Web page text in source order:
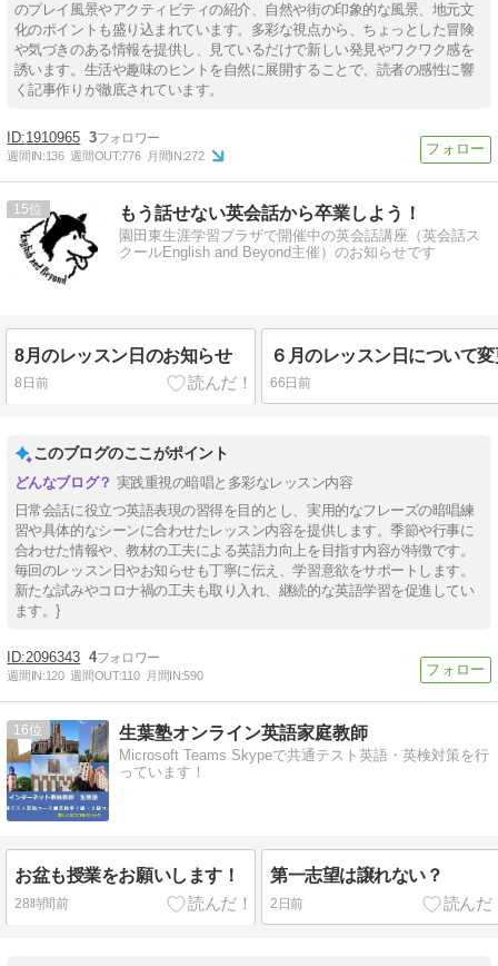
のプレイ風景やアクティビティの紹介、自然や街の印象的な風景、地元文
化のポイントも盛り込まれています。多彩な視点から、ちょっとした冒険
や気づきのある情報を提供し、見ているだけで新しい発見やワクワク感を
誘います。生活や趣味のヒントを自然に展開することで、読者の感性に響
く記事作りが徹底されています。
1910965 3
週間IN:136 週間OUT:776 月間IN:272
15 もう話せない英会話から卒業しよう！
園田東生涯学習プラザで開催中の英会話講座（英会話ス
クールEnglish and Beyond主催）のお知らせです
8月のレッスン日のお知らせ
8日前 66日前
このブログのここがポイント
実践重視の暗唱と多彩なレッスン内容
日常会話に役立つ英語表現の習得を目的とし、実用的なフレーズの暗唱練
習や具体的なシーンに合わせたレッスン内容を提供します。季節や行事に
合わせた情報や、教材の工夫による英語力向上を目指す内容が特徴です。
毎回のレッスン日やお知らせも丁寧に伝え、学習意欲をサポートします。
新たな試みやコロナ禍の工夫も取り入れ、継続的な英語学習を促進してい
ます。}
2096343 4
週間IN:120 週間OUT:110 月間IN:590
16 生葉塾オンライン英語家庭教師
Microsoft Teams Skypeで共通テスト英語・英検対策を行
っています！
お盆も授業をお願いします！
28時間前
第一志望は譲れない？
2日前